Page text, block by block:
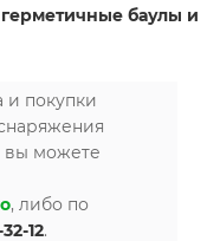
герметичные баулы и
и покупки
вы можете
, либо по
12.